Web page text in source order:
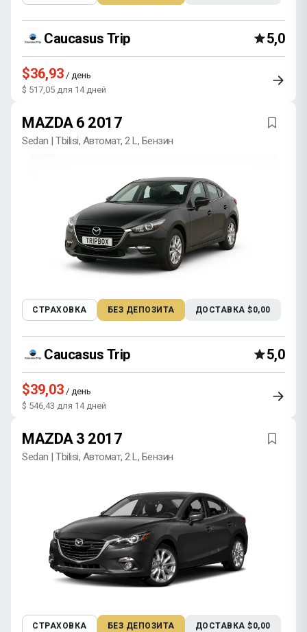
Caucasus Trip 5,0
$36,93 / день
$ 517,05 для 14 дней
MAZDA 6 2017
Sedan | Tbilisi, Автомат, 2 L, Бензин
СТРАХОВКА БЕЗ ДЕПОЗИТА ДОСТАВКА $0,00
Caucasus Trip 5,0
$39,03 / день
$ 546,43 для 14 дней
MAZDA 3 2017
Sedan | Tbilisi, Автомат, 2 L, Бензин
СТРАХОВКА БЕЗ ДЕПОЗИТА ДОСТАВКА $0,00